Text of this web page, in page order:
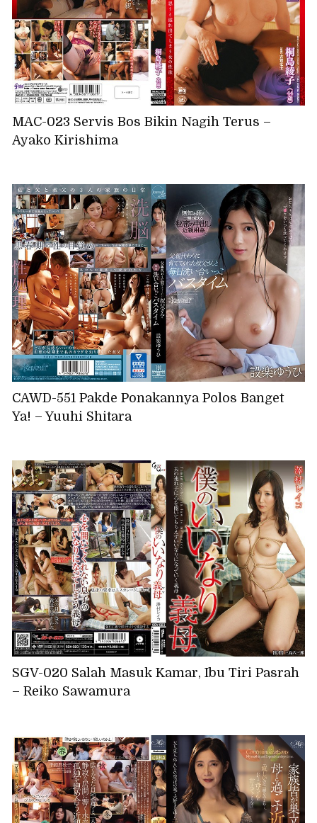
MAC-023 Servis Bos Bikin Nagih Terus –
Ayako Kirishima
CAWD-551 Pakde Ponakannya Polos Banget
Ya! – Yuuhi Shitara
SGV-020 Salah Masuk Kamar, Ibu Tiri Pasrah
– Reiko Sawamura